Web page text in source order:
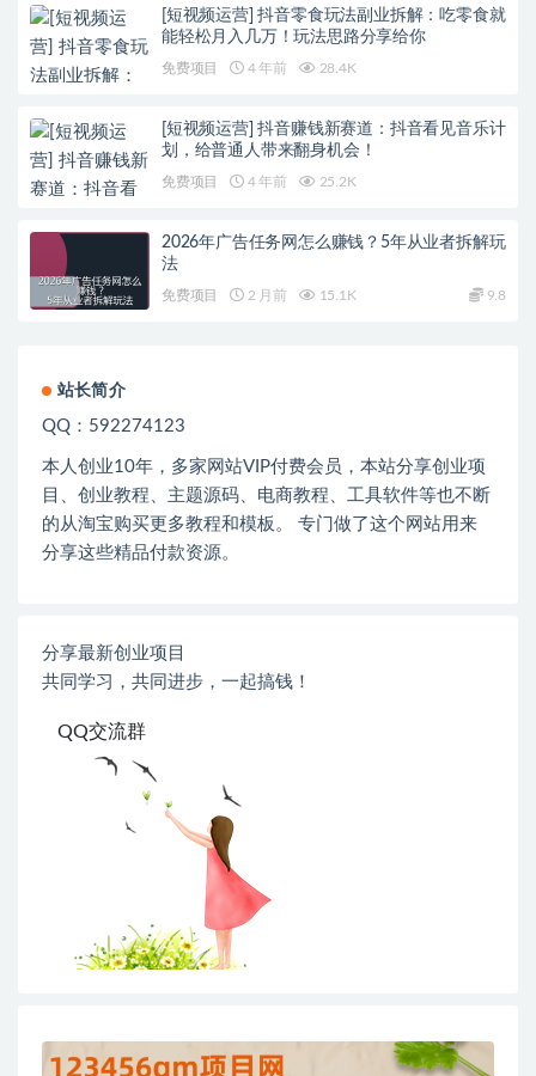
[短视频运营] 抖音零食玩法副业拆解：吃零食就
能轻松月入几万！玩法思路分享给你
免费项目 4 年前 28.4K
[短视频运营] 抖音赚钱新赛道：抖音看见音乐计
划，给普通人带来翻身机会！
免费项目 4 年前 25.2K
2026年广告任务网怎么赚钱？5年从业者拆解玩
法
免费项目 2 月前 15.1K 9.8
站长简介
QQ：592274123
本人创业10年，多家网站VIP付费会员，本站分享创业项
目、创业教程、主题源码、电商教程、工具软件等也不断
的从淘宝购买更多教程和模板。 专门做了这个网站用来
分享这些精品付款资源。
分享最新创业项目
共同学习，共同进步，一起搞钱！
QQ交流群